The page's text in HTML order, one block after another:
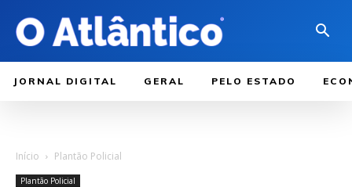
JORNAL DIGITAL GERAL PELO ESTADO
Início Plantão Policial
Plantão Policial